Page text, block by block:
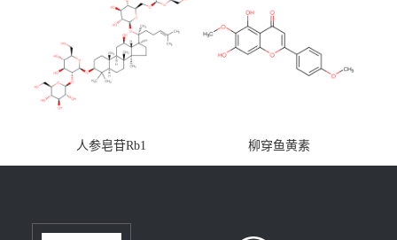
人参皂苷Rb1 柳穿鱼黄素